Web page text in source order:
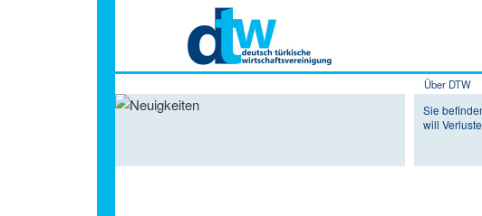
Zum
Zum
Über DTW
Sie
will